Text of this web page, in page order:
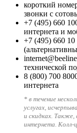
короткий
звонки с
+7 (495) 660
интернета и
+7 (495) 660 10
технической
8 (800) 700
интернета
* в течение
услугах,
и скидках. Также,
интернета. Колл-